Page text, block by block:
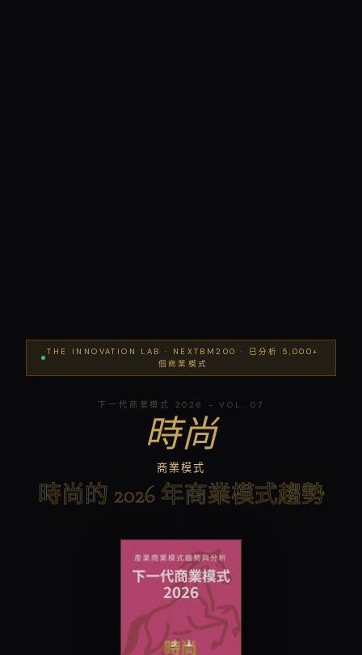
THE INNOVATION LAB · NEXTBM200 · 已分析 5,000+
個商業模式
下一代商業模式 2026 - VOL. 07
時尚
商業模式
時尚的 2026 年商業模式趨勢